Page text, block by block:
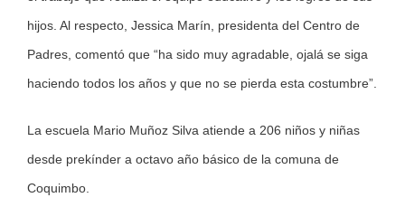
hijos. Al respecto, Jessica Marín, presidenta del Centro de
Padres, comentó que “ha sido muy agradable, ojalá se siga
haciendo todos los años y que no se pierda esta costumbre”.
La escuela Mario Muñoz Silva atiende a 206 niños y niñas
desde prekínder a octavo año básico de la comuna de
Coquimbo.